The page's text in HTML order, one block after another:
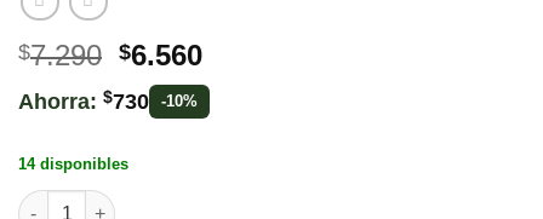
$7.290 $6.560
Ahorra: $730 -10%
14 disponibles